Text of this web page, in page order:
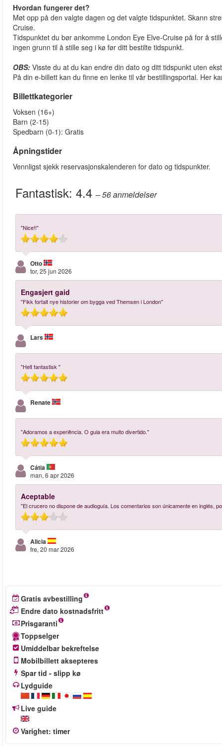
Hvordan fungerer det?
Møt opp på den valgte dagen og det valgte tidspunktet. Skann
Cruise.
Tidspunktet du bør ankomme London Eye Elve-Cruise på for å
ingen grunn til å stille seg i kø før ditt bestilte tidspunkt.
OBS: Visste du at du kan endre din dato og ditt tidspunkt uten
På din e-billett kan du finne en lenke til vår bestillingsportal. Her
Billettkategorier
Voksen (16+)
Barn (2-15)
Spedbarn (0-1): Gratis
Åpningstider
Vennligst sjekk reservasjonskalenderen for dato og tidspunkter.
Fantastisk: 4.4 – 56anmeldelser
"Nice!!"
Otto
tor, 25 jun 2026
Engasjert gaid
"Fikk fortalt nye historier om bygga ved Themsen i London"
Lars
"Helt fantastisk "
Renate
"Adoramos a experiência. O guia era muito divertido."
Cátia
man, 6 apr 2026
Aceptable
"El crucero no dispone de audioguía. Los comentarios son únicamente en inglés,
Alicia
fre, 20 mar 2026
Gratis avbestilling
Endre dato kostnadsfritt
Prisgaranti
Toppselger
Umiddelbar bekreftelse
Mobilbillett aksepteres
Spar tid - slipp kø
Lydguide
Live guide
Varighet: timer